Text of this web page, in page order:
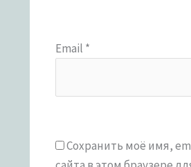
Email *
Сохранить моё имя,